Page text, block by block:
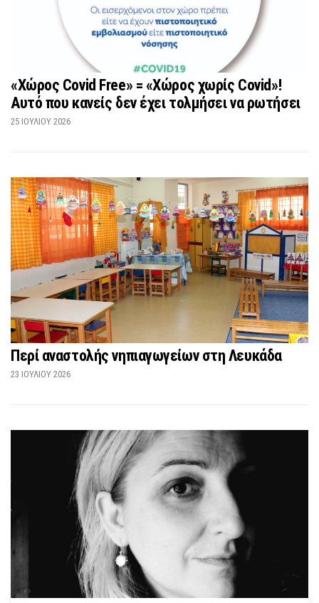
«Χώρος Covid Free» = «Χώρος χωρίς Covid»!
Αυτό που κανείς δεν έχει τολμήσει να ρωτήσει
25 ΙΟΥΛΊΟΥ 2026
Περί αναστολής νηπιαγωγείων στη Λευκάδα
23 ΙΟΥΛΊΟΥ 2026